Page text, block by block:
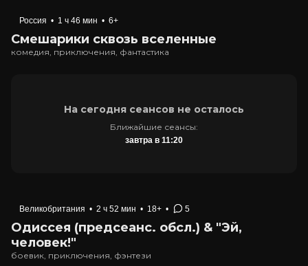
Россия • 1 ч 46 мин • 6+
Смешарики сквозь вселенные
комедия, приключения, фантастика
На сегодня сеансов не осталось
Ближайшие сеансы:
завтра в 11:20
Великобритания • 2 ч 52 мин • 18+ • 5
Одиссея (предсеанс. обсл.) & "Эй,
человек!"
боевик, приключения, фэнтези